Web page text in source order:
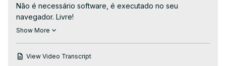
Não é necessário software, é executado no seu
navegador. Livre!
Acesse: https://www.ezyzip.com/converter-webm-para-
opções:
Show More
View Video Transcript